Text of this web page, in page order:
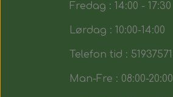
Fredag : 14:00 - 17:30
Lørdag : 10:00-14:00
Telefon tid : 51937571
Man-Fre : 08:00-20:00